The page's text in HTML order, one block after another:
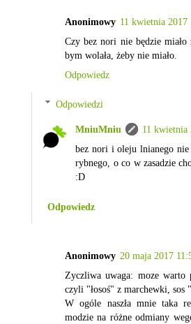
Anonimowy 11 kwietnia 2017
Czy bez nori nie będzie
bym wolała, żeby nie miało.
Odpowiedz
Odpowiedzi
MniuMniu
11 kwietnia
bez nori i oleju lnianego nie
rybnego, o co w zasadzie
:D
Odpowiedz
Anonimowy 20 maja 2017
Zyczliwa uwaga: moze warto
czyli "łosoś" z marchewki, sos
W ogóle naszła mnie taka
modzie na różne odmiany